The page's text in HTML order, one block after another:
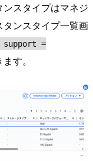
スタイプはマネジ
ンスタイプ一覧画
support =
す。